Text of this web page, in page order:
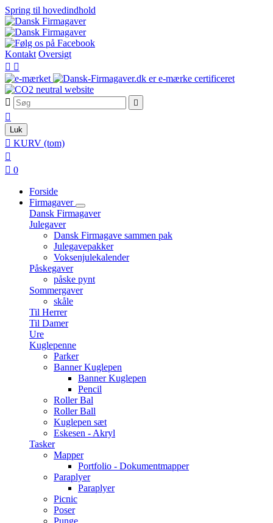
Spring til hovedindhold
Kontakt Oversigt
 
 

Luk
 KURV (tom)

 0
Forside
Firmagaver
Dansk Firmagaver
Julegaver
Dansk Firmagave sammen pak
Julegavepakker
Voksenjulekalender
Påskegaver
påske pynt
Sommergaver
skåle
Til Herrer
Til Damer
Ure
Kuglepenne
Parker
Banner Kuglepen
Banner Kuglepen
Pencil
Roller Bal
Roller Ball
Kuglepen sæt
Eskesen - Akryl
Tasker
Mapper
Portfolio - Dokumentmapper
Paraplyer
Paraplyer
Picnic
Poser
Punge